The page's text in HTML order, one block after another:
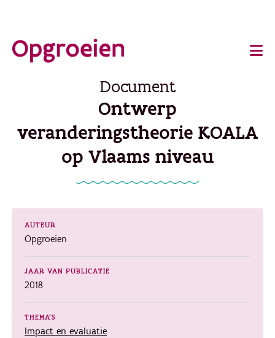
direct
Main
Document
Ontwerp
veranderingstheorie KOALA
op Vlaams niveau
AUTEUR
Opgroeien
JAAR VAN PUBLICATIE
2018
THEMA'S
Impact en evaluatie